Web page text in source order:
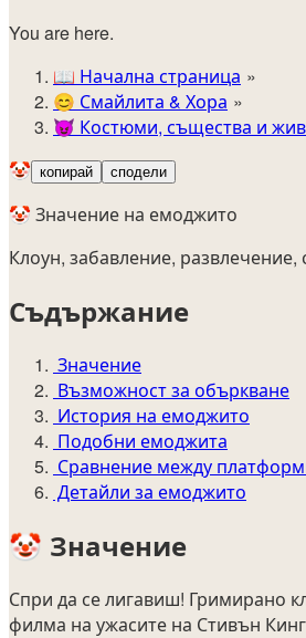
You are here.
📖 Начална страница
😊️ Смайлита & Хора
😈 Костюми, същества и
🤡 копирай сподели
🤡 Значение на емоджито
Клоун, забавление, развлечение,
Съдържание
Значение
Възможност за объркване
История на емоджито
Подобни емоджита
Сравнение между
Детайли за емоджито
🤡 Значение
Спри да се лигавиш! Гримирано
филма на ужасите на Стивън Кинг